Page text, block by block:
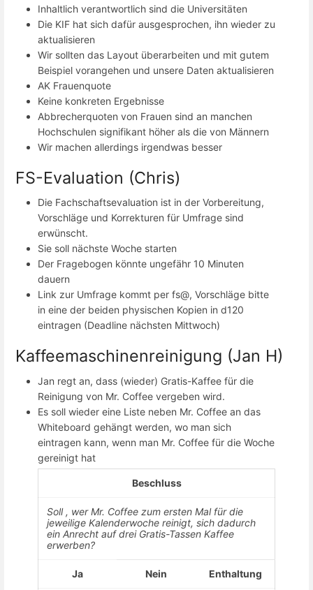
Inhaltlich verantwortlich sind die Universitäten
Die KIF hat sich dafür ausgesprochen, ihn wieder zu
aktualisieren
Wir sollten das Layout überarbeiten und mit gutem
Beispiel vorangehen und unsere Daten aktualisieren
AK Frauenquote
Keine konkreten Ergebnisse
Abbrecherquoten von Frauen sind an manchen
Hochschulen signifikant höher als die von Männern
Wir machen allerdings irgendwas besser
FS-Evaluation (Chris)
Die Fachschaftsevaluation ist in der Vorbereitung,
Vorschläge und Korrekturen für Umfrage sind
erwünscht.
Sie soll nächste Woche starten
Der Fragebogen könnte ungefähr 10 Minuten
dauern
Link zur Umfrage kommt per fs@, Vorschläge bitte
in eine der beiden physischen Kopien in d120
eintragen (Deadline nächsten Mittwoch)
Kaffeemaschinenreinigung (Jan H)
Jan regt an, dass (wieder) Gratis-Kaffee für die
Reinigung von Mr. Coffee vergeben wird.
Es soll wieder eine Liste neben Mr. Coffee an das
Whiteboard gehängt werden, wo man sich
eintragen kann, wenn man Mr. Coffee für die Woche
gereinigt hat
Beschluss
Soll , wer Mr. Coffee zum ersten Mal für die
jeweilige Kalenderwoche reinigt, sich dadurch
ein Anrecht auf drei Gratis-Tassen Kaffee
erwerben?
Ja Nein Enthaltung